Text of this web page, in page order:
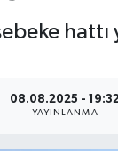
08.08.2025 -
YAYINLANMA